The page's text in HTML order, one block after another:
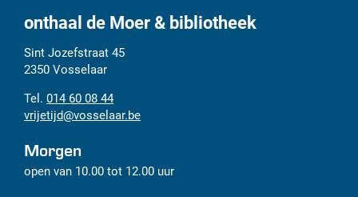
onthaal de Moer & bibliotheek
Adres
Sint Jozefstraat 45
2350 Vosselaar
Tel.
014 60 08 44
E-
mail
vrijetijd@vosselaar.be
Morgen
open van 10.00 tot 12.00 uur